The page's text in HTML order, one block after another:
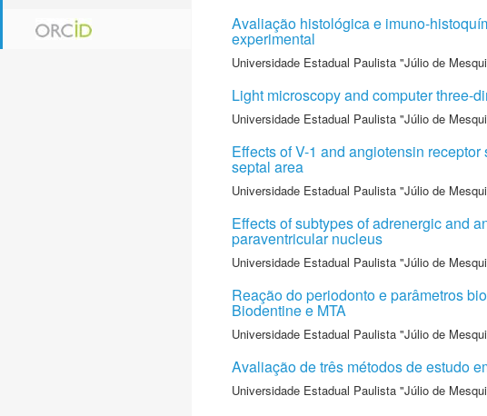
Avaliação histológica e imuno-
experimental
Universidade Estadual Paulista "Júlio de
Light microscopy and computer three-
Universidade Estadual Paulista "Júlio de
Effects of V-1 and angiotensin
septal area
Universidade Estadual Paulista "Júlio de
Effects of subtypes of adrenergic and
paraventricular nucleus
Universidade Estadual Paulista "Júlio de
Reação do periodonto e parâmetros
Biodentine e MTA
Universidade Estadual Paulista "Júlio de
Avaliação de três métodos de estudo
Universidade Estadual Paulista "Júlio de